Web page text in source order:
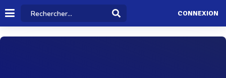
CONNEXION